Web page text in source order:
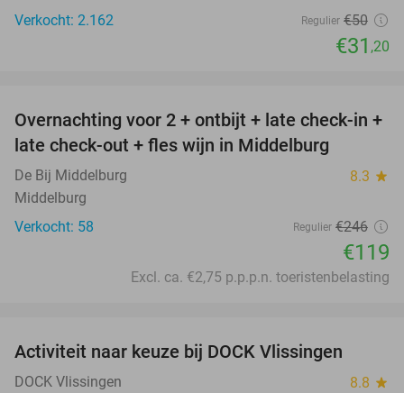
Verkocht: 2.162
Regulier €50
€31 ,20
52%
Overnachting voor 2 + ontbijt + late check-in +
late check-out + fles wijn in Middelburg
De Bij Middelburg 8.3 star
Middelburg
Verkocht: 58
Regulier €246
€119
Excl. ca. €2,75 p.p.p.n. toeristenbelasting
Activiteit naar keuze bij DOCK Vlissingen
DOCK Vlissingen 8.8 star